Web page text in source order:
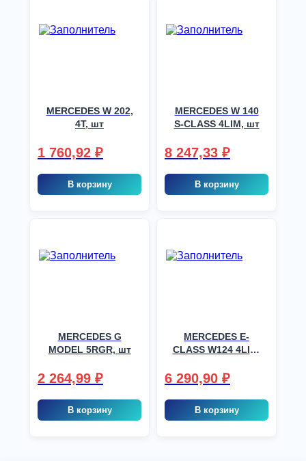
MERCEDES W 202,
4T, шт
1 760,92 ₽
В корзину
MERCEDES W 140
S-CLASS 4LIM, шт
8 247,33 ₽
В корзину
MERCEDES G
MODEL 5RGR, шт
2 264,99 ₽
В корзину
MERCEDES E-
CLASS W124 4LIM,
6 290,90 ₽
В корзину